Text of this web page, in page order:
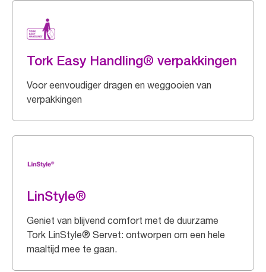
Tork Easy Handling® verpakkingen
Voor eenvoudiger dragen en weggooien van
verpakkingen
LinStyle®
Geniet van blijvend comfort met de duurzame
Tork LinStyle® Servet: ontworpen om een hele
maaltijd mee te gaan.